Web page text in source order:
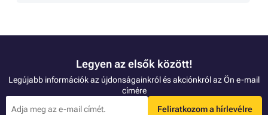
Legyen az elsők között!
Legújabb információk az újdonságainkról és akciónkról az Ön e-mail
címére
Feliratkozom a hírlevélre